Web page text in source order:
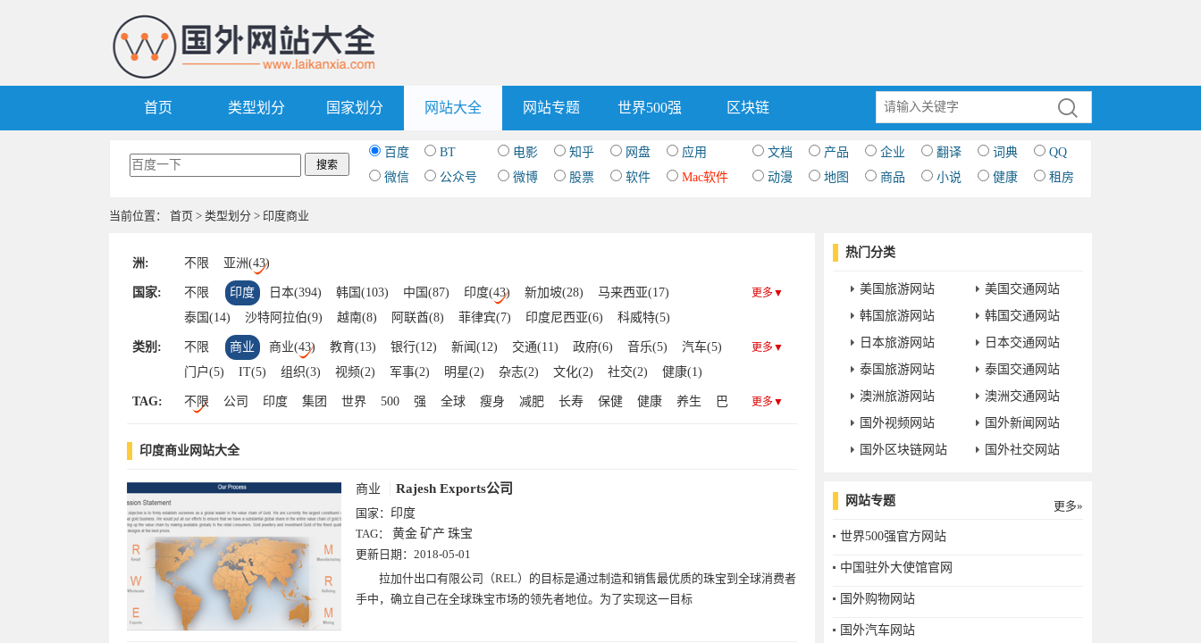
首页 类型划分 国家划分 网站大全 网站专题 世界500强 区块链
百度 BT 电影 知乎 网盘 应用 文档 产品 企业 翻译 词典
QQ
微信
公众号 微博 股票 软件 Mac软件 动漫 地图 商品 小说 健康 租房
当前位置： 首页 > 类型划分 > 印度商业
洲: 不限 亚洲(43)
国家: 不限 印度 日本(394) 韩国(103) 中国(87) 印度(43) 新加坡(28)
马来西亚(17)
泰国(14)
沙特阿拉伯(9) 越南(8) 阿联酋(8) 菲律宾(7) 印度尼西亚(6)
科威特(5)
以色列(5)
卡塔尔(5) 文莱(2) 巴基斯坦(2) 孟加拉国(1) 伊朗(1) 蒙古(1)
阿塞拜疆(1)
哈萨克斯坦(1)
更多▼
类别: 不限 商业 商业(43) 教育(13) 银行(12) 新闻(12) 交通(11) 政府(6) 音乐(5)
汽车(5)
门户(5)
IT(5) 组织(3) 视频(2) 军事(2) 明星(2) 杂志(2) 文化(2) 社交(2)
健康(1)
其他(1)
招聘(1) 旅游(1) 体育(1) 购物(1) 搜索(1)
更多▼
TAG: 不限 公司 印度 集团 世界 500 强 全球 瘦身 减肥 长寿 保健 健康 养生
巴
石油
石化
更多▼
印度商业网站大全
商业 Rajesh Exports公司
国家： 印度
TAG： 黄金 矿产 珠宝
更新日期： 2018-05-01
拉加什出口有限公司（REL）的目标是通过制造和销售最优质的珠宝到全球消费者
手中，确立自己在全球珠宝市场的领先者地位。为了实现这一目标
热门分类
美国旅游网站
美国交通网站
韩国旅游网站
韩国交通网站
日本旅游网站
日本交通网站
泰国旅游网站
泰国交通网站
澳洲旅游网站
澳洲交通网站
国外视频网站
国外新闻网站
国外区块链网站
国外社交网站
网站专题 更多»
世界500强官方网站
中国驻外大使馆官网
国外购物网站
国外汽车网站